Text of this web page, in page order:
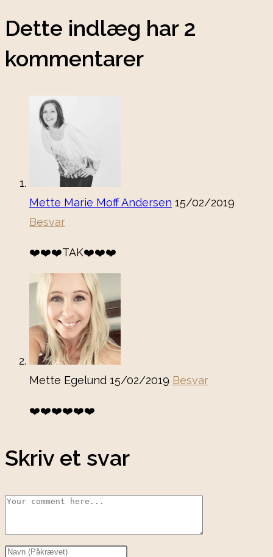
Dette indlæg har 2
kommentarer
Mette Marie Moff Andersen 15/02/2019
Besvar
❤️❤️❤️TAK❤️❤️❤️
Mette Egelund 15/02/2019 Besvar
❤️❤️❤️❤️❤️❤️
Skriv et svar
Comment
Enter